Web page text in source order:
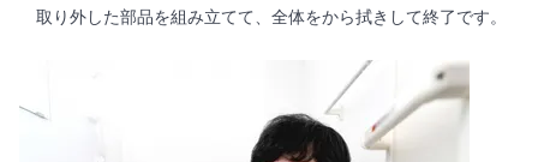
取り外した部品を組み立てて、全体をから拭きして終了です。